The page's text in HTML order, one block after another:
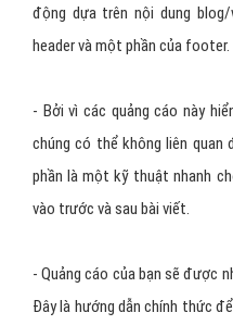
động dựa trên nội dung
header và một phần của footer.
- Bởi vì các quảng cáo này
chúng có thể không liên quan
phần là một kỹ thuật nhanh
vào trước và sau bài viết.
- Quảng cáo của bạn sẽ được
Đây là hướng dẫn chính thức